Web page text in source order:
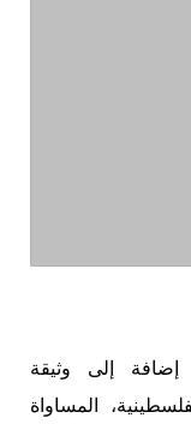
إضافة إلى وثيقة
المساواة